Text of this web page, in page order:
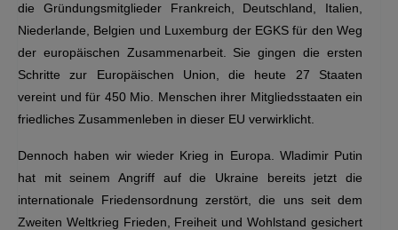
die Gründungsmitglieder Frankreich, Deutschland, Italien,
Niederlande, Belgien und Luxemburg der EGKS für den Weg
der europäischen Zusammenarbeit. Sie gingen die ersten
Schritte zur Europäischen Union, die heute 27 Staaten
vereint und für 450 Mio. Menschen ihrer Mitgliedsstaaten ein
friedliches Zusammenleben in dieser EU verwirklicht.
Dennoch haben wir wieder Krieg in Europa. Wladimir Putin
hat mit seinem Angriff auf die Ukraine bereits jetzt die
internationale Friedensordnung zerstört, die uns seit dem
Zweiten Weltkrieg Frieden, Freiheit und Wohlstand gesichert